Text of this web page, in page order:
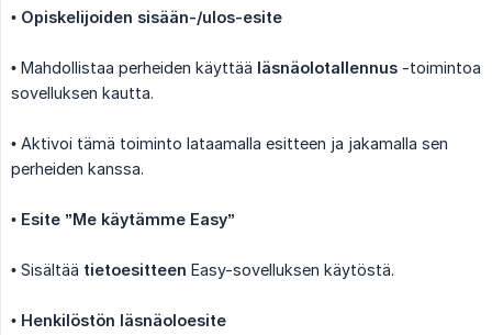
• Opiskelijoiden sisään-/ulos-esite
• Mahdollistaa perheiden käyttää läsnäolotallennus -toimintoa
sovelluksen kautta.
• Aktivoi tämä toiminto lataamalla esitteen ja jakamalla sen
perheiden kanssa.
• Esite ”Me käytämme Easy”
• Sisältää tietoesitteen Easy-sovelluksen käytöstä.
• Henkilöstön läsnäoloesite